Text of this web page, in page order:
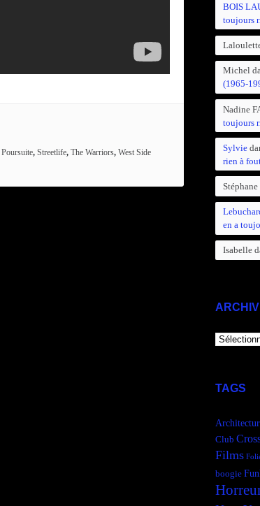
Poursuite, Streetlife, The Warriors, West Side
BOIS
toujours
Michel
(1965-
Nadine
toujours
Sylvie
rien à
en a
Isabelle
ARCHIVES
TAGS
Club
Films
boogie